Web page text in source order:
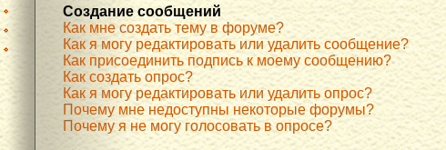
Создание сообщений
Как мне создать тему в форуме?
Как я могу редактировать или удалить сообщение?
Как присоединить подпись к моему сообщению?
Как создать опрос?
Как я могу редактировать или удалить опрос?
Почему мне недоступны некоторые форумы?
Почему я не могу голосовать в опросе?